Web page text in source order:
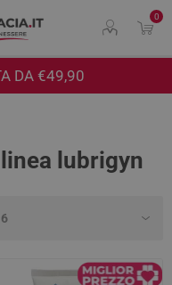
0
DA €49,90
lubrigyn